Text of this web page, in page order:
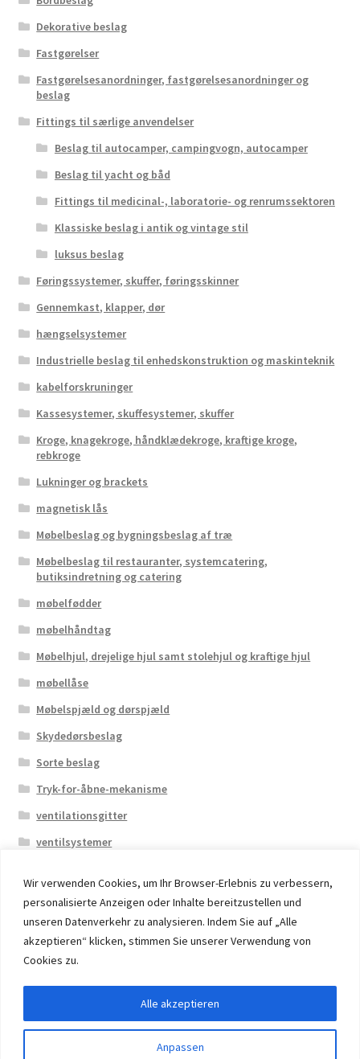
Wir verwenden Cookies, um Ihr Browser-Erlebnis zu verbessern,
personalisierte Anzeigen oder Inhalte bereitzustellen und
unseren Datenverkehr zu analysieren. Indem Sie auf „Alle
akzeptieren“ klicken, stimmen Sie unserer Verwendung von
Cookies zu.
Anpassen
Alle akzeptieren
Dekorative beslag
Fastgørelser
Fastgørelsesanordninger, fastgørelsesanordninger og
beslag
Fittings til særlige anvendelser
Beslag til autocamper, campingvogn, autocamper
Beslag til yacht og båd
Fittings til medicinal-, laboratorie- og renrumssektoren
Klassiske beslag i antik og vintage stil
luksus beslag
Føringssystemer, skuffer, føringsskinner
Gennemkast, klapper, dør
hængselsystemer
Industrielle beslag til enhedskonstruktion og maskinteknik
kabelforskruninger
Kassesystemer, skuffesystemer, skuffer
Kroge, knagekroge, håndklædekroge, kraftige kroge,
rebkroge
Lukninger og brackets
magnetisk lås
Møbelbeslag og bygningsbeslag af træ
Møbelbeslag til restauranter, systemcatering,
butiksindretning og catering
møbelfødder
møbelhåndtag
Møbelhjul, drejelige hjul samt stolehjul og kraftige hjul
møbellåse
Møbelspjæld og dørspjæld
Skydedørsbeslag
Sorte beslag
Tryk-for-åbne-mekanisme
ventilationsgitter
ventilsystemer
© 2026 Eruon Trade UG, Germany, member of the ERUON